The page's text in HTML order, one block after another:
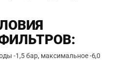
-1,5 бар, максимальное -6,0